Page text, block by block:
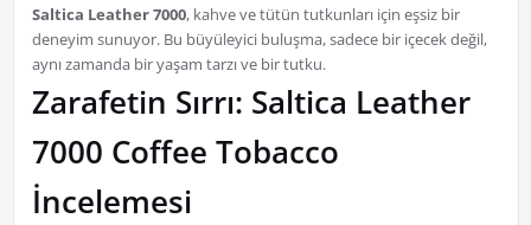
Saltica Leather 7000, kahve ve tütün tutkunları için eşsiz bir
deneyim sunuyor. Bu büyüleyici buluşma, sadece bir içecek değil,
aynı zamanda bir yaşam tarzı ve bir tutku.
Zarafetin Sırrı: Saltica Leather
7000 Coffee Tobacco
İncelemesi